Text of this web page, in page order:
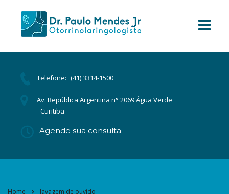
Telefone: (41) 3314-1500
Av. República Argentina n° 2069 Água Verde
- Curitiba
Agende sua consulta
Home lavagem de ouvido